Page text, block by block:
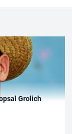
Grolich